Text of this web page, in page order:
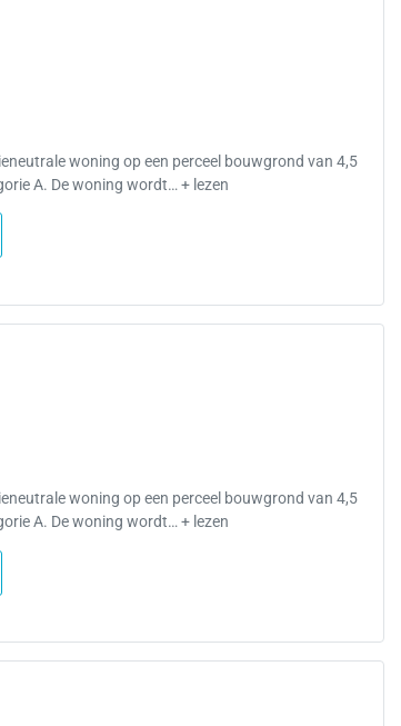
woning op een perceel bouwgrond van 4,5
A. De woning wordt… + lezen
woning op een perceel bouwgrond van 4,5
A. De woning wordt… + lezen